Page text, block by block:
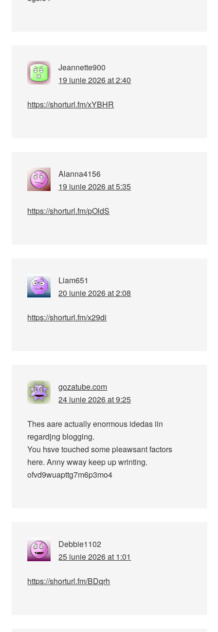
Jeannette900
19 iunie 2026 at 2:40
https://shorturl.fm/xYBHR
Alanna4156
19 iunie 2026 at 5:35
https://shorturl.fm/pOldS
Liam651
20 iunie 2026 at 2:08
https://shorturl.fm/x29di
gozatube.com
24 iunie 2026 at 9:25
Thes aare actually enormous idedas iin
regardjng blogging.
You hsve touched some pleawsant factors
here. Anny wway keep up wrinting.
ofvd9wuapttg7m6p3mo4
Debbie1102
25 iunie 2026 at 1:01
https://shorturl.fm/BDqrh